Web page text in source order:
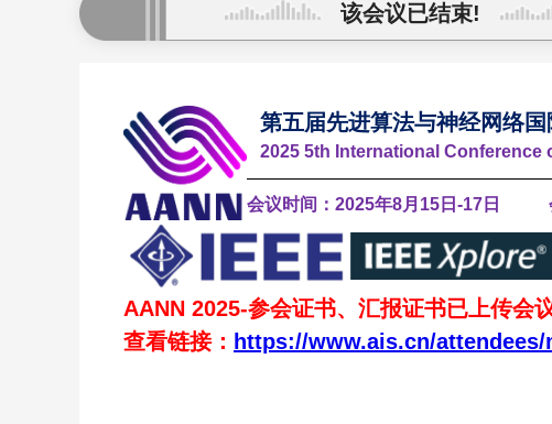
该会议已结束!
第五届先进算法与神经网络国
2025 5th International Conference
会议时间：2025年8月15日-17
AANN 2025-参会证书、汇报证书已上传会
查看链接： https://www.ais.cn/attendees/